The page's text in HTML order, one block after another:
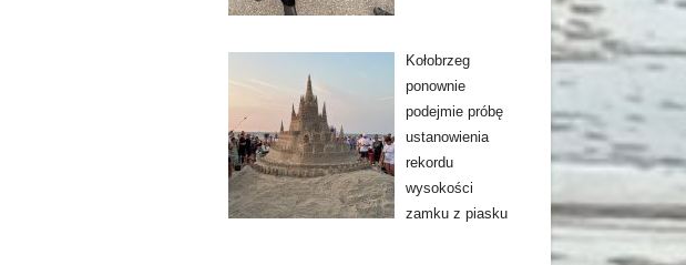
Kołobrzeg
ponownie
podejmie próbę
ustanowienia
rekordu
wysokości
zamku z piasku